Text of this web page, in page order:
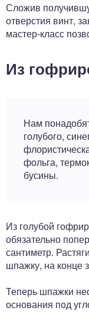
Сложив
отверстия винт,
мастер-класс
Из
Нам
голубого,
фольга,
бусины.
Из голубой
обязательно
сантиметр.
шпажку, на конце
Теперь шпажки
основания под